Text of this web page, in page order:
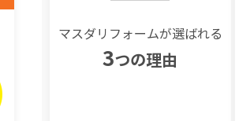
マスダリフォームが選ばれる
3つの理由